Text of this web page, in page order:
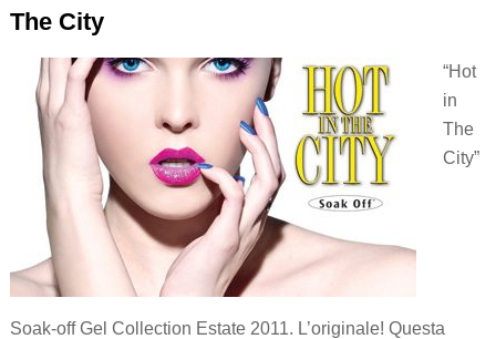
The City
“Hot
in
The
City”
Soak-off Gel Collection Estate 2011. L’originale! Questa